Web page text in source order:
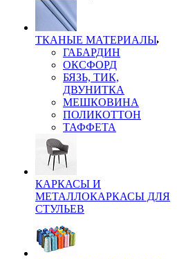
ТКАНЫЕ МАТЕРИАЛЫ
ГАБАРДИН
ОКСФОРД
БЯЗЬ, ТИК,
ДВУНИТКА
МЕШКОВИНА
ПОЛИКОТТОН
ТАФФЕТА
КАРКАСЫ И
МЕТАЛЛОКАРКАСЫ ДЛЯ
СТУЛЬЕВ